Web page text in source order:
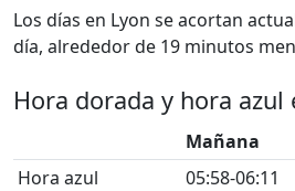
Los días en Lyon se acortan
día, alrededor de 19 minutos
Hora dorada y hora azul
Mañana
Hora azul
05:58-06:11